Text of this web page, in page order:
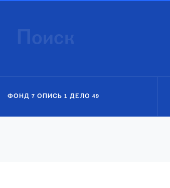
ФОНД 7 ОПИСЬ 1 ДЕЛО 49